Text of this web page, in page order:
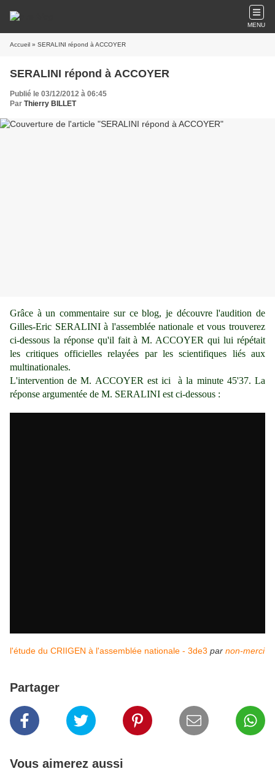
MENU
Accueil » SERALINI répond à ACCOYER
SERALINI répond à ACCOYER
Publié le 03/12/2012 à 06:45
Par Thierry BILLET
Grâce à un commentaire sur ce blog, je découvre l'audition de
Gilles-Eric SERALINI à l'assemblée nationale et vous trouverez
ci-dessous la réponse qu'il fait à M. ACCOYER qui lui répétait
les critiques officielles relayées par les scientifiques liés aux
multinationales.
L'intervention de M. ACCOYER est ici
à la minute 45'37. La
réponse argumentée de M. SERALINI est ci-dessous :
l'étude du CRIIGEN à l'assemblée nationale - 3de3 par non-merci
Partager
Vous aimerez aussi